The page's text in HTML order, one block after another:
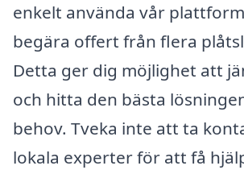
enkelt använda vår
begära offert från flera
Detta ger dig möjlighet att
och hitta den bästa
behov. Tveka inte att ta
lokala experter för att få